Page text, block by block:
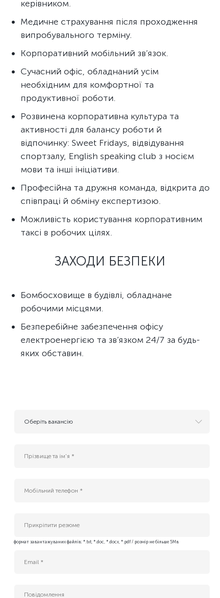
керівником.
Медичне страхування після проходження
випробувального терміну.
Корпоративний мобільний зв’язок.
Сучасний офіс, обладнаний усім
необхідним для комфортної та
продуктивної роботи.
Розвинена корпоративна культура та
активності для балансу роботи й
відпочинку: Sweet Fridays, відвідування
спортзалу, English speaking club з носієм
мови та інші ініціативи.
Професійна та дружня команда, відкрита до
співпраці й обміну експертизою.
Можливість користування корпоративним
таксі в робочих цілях.
ЗАХОДИ БЕЗПЕКИ
Бомбосховище в будівлі, обладнане
робочими місцями.
Безперебійне забезпечення офісу
електроенергією та зв’язком 24/7 за будь-
яких обставин.
Оберіть вакансію
Platform Tech Lead
Інженер безпеки платформних застосунків
Бізнес-аналітик (Middle)
Прикріпити резюме
формат завантажуваних файлів: *.txt, *.doc, *.docx, *.pdf / розмір не більше 5Мв